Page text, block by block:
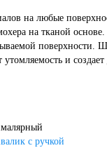
на любые
на тканой
поверхности.
и
малярный
валик с ручкой